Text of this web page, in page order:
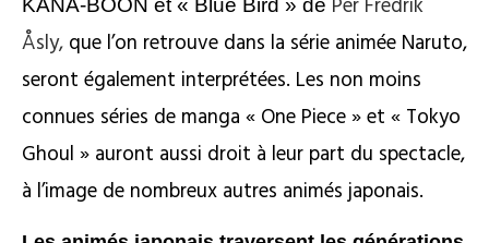
Åsly, que l’on retrouve dans la série animée Naruto,
seront également interprétées. Les non moins
connues séries de manga « One Piece » et « Tokyo
Ghoul » auront aussi droit à leur part du spectacle,
à l’image de nombreux autres animés japonais.